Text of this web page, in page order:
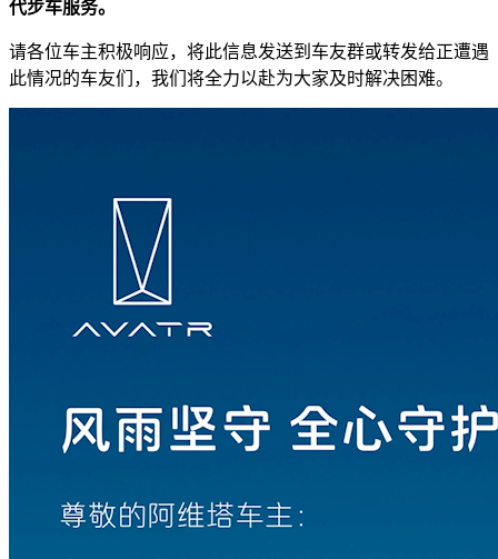
代步车服务。
请各位车主积极响应，将此信息发送到车友群或转发给正遭遇
此情况的车友们，我们将全力以赴为大家及时解决困难。